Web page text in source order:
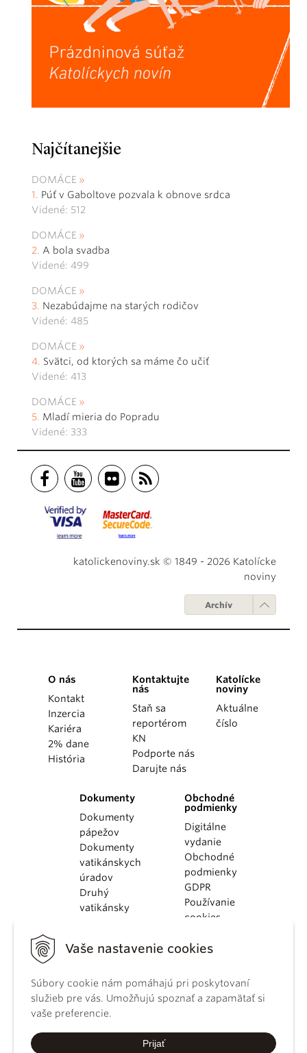
Vaše nastavenie cookies
Súbory cookie nám pomáhajú pri poskytovaní
služieb pre vás. Umožňujú spoznať a zapamätať si
vaše preferencie.
Prijať
Najčítanejšie
DOMÁCE
Púť v Gaboltove pozvala k obnove srdca
Videné: 512
DOMÁCE
A bola svadba
Videné: 499
DOMÁCE
Nezabúdajme na starých rodičov
Videné: 485
DOMÁCE
Svätci, od ktorých sa máme čo učiť
Videné: 413
DOMÁCE
Mladí mieria do Popradu
Videné: 333
katolickenoviny.sk © 1849 - 2026 Katolícke
noviny
Archív
O nás
Kontakt
Inzercia
Kariéra
2% dane
História
Kontaktujte
nás
Staň sa
reportérom
KN
Podporte nás
Darujte nás
Katolícke
noviny
Aktuálne
číslo
Dokumenty
Dokumenty
pápežov
Dokumenty
vatikánskych
úradov
Druhý
vatikánsky
KBS
kánonického
práva
Katechizmus
Obchodné
podmienky
Digitálne
vydanie
Obchodné
podmienky
GDPR
Používanie
cookies